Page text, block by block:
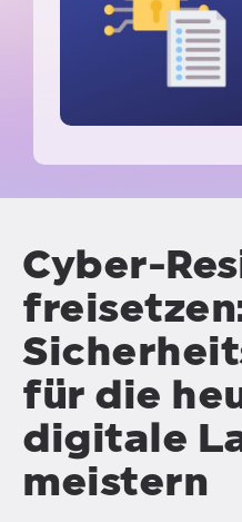
Cyber-
für die
digitale
meistern